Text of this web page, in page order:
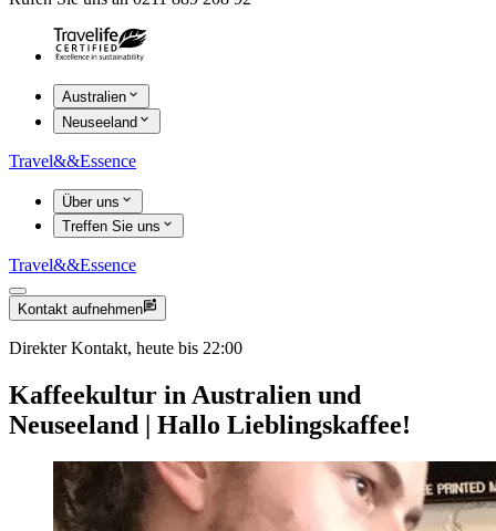
Australien
Neuseeland
Travel&&Essence
Über uns
Treffen Sie uns
Travel&&Essence
Kontakt aufnehmen
Direkter Kontakt, heute bis 22:00
Kaffeekultur in Australien und
Neuseeland | Hallo Lieblingskaffee!